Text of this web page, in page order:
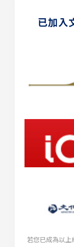
已加入
若您已成為以